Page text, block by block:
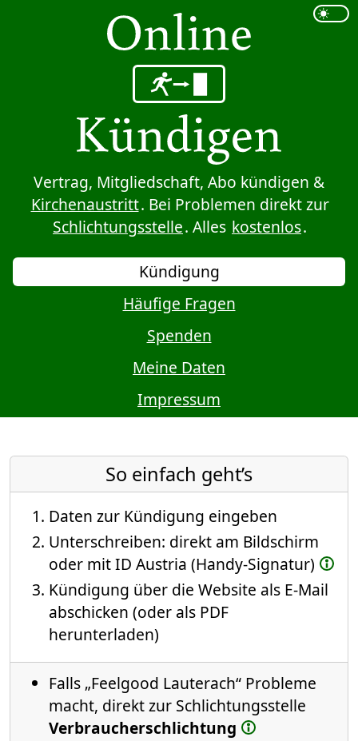
Sprung zum Inhalt
Vertrag, Mitgliedschaft, Abo kündigen &
Kirchenaustritt. Bei Problemen direkt zur
Schlichtungsstelle. Alles kostenlos.
Kündigung
Häufige Fragen
Spenden
Meine Daten
Impressum
So einfach geht’s
Daten zur Kündigung eingeben
Unterschreiben: direkt am Bildschirm
oder mit ID Austria (Handy-Signatur)
Kündigung über die Website als E-Mail
abschicken (oder als PDF
herunterladen)
Falls „Feelgood Lauterach“ Probleme
macht, direkt zur Schlichtungsstelle
Verbraucherschlichtung